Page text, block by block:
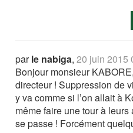
parle nabiga,20 juin 2015
Bonjour monsieur
directeur ! Suppression de
y va comme si l’on allait à
même faire une tour à
se passe ! Forcément